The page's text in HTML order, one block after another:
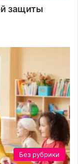
защиты
Без рубрики